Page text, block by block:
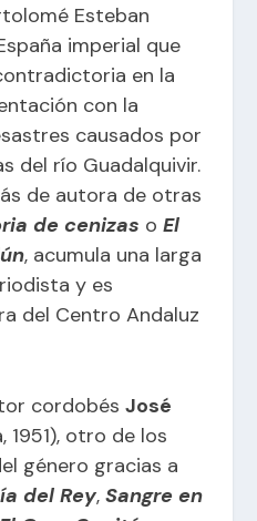
Esteban
imperial que
en la
con la
causados por
del río Guadalquivir.
de autora de otras
de cenizas oEl
, acumula una larga
y es
del Centro Andaluz
cordobésJosé
1951), otro de los
género gracias a
del Rey,Sangre en